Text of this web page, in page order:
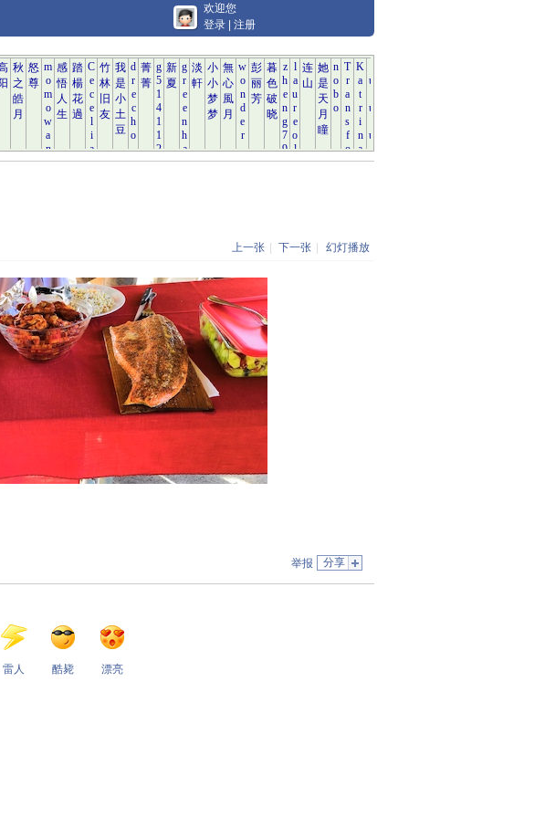
欢迎您
登录
注册
上一张 下一张 幻灯播放
分享
举报
雷人 酷毙 漂亮